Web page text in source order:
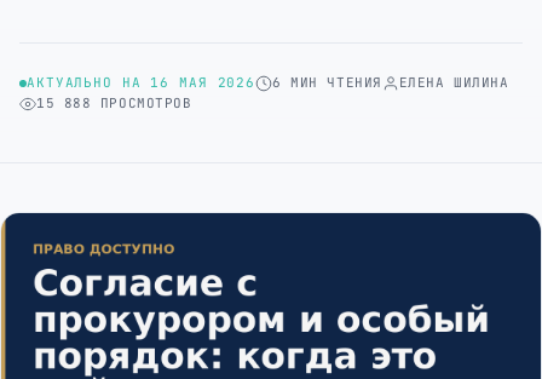
АКТУАЛЬНО НА 16 МАЯ 2026 6 МИН ЧТЕНИЯ
ЕЛЕНА ШИЛИНА
15 888 ПРОСМОТРОВ